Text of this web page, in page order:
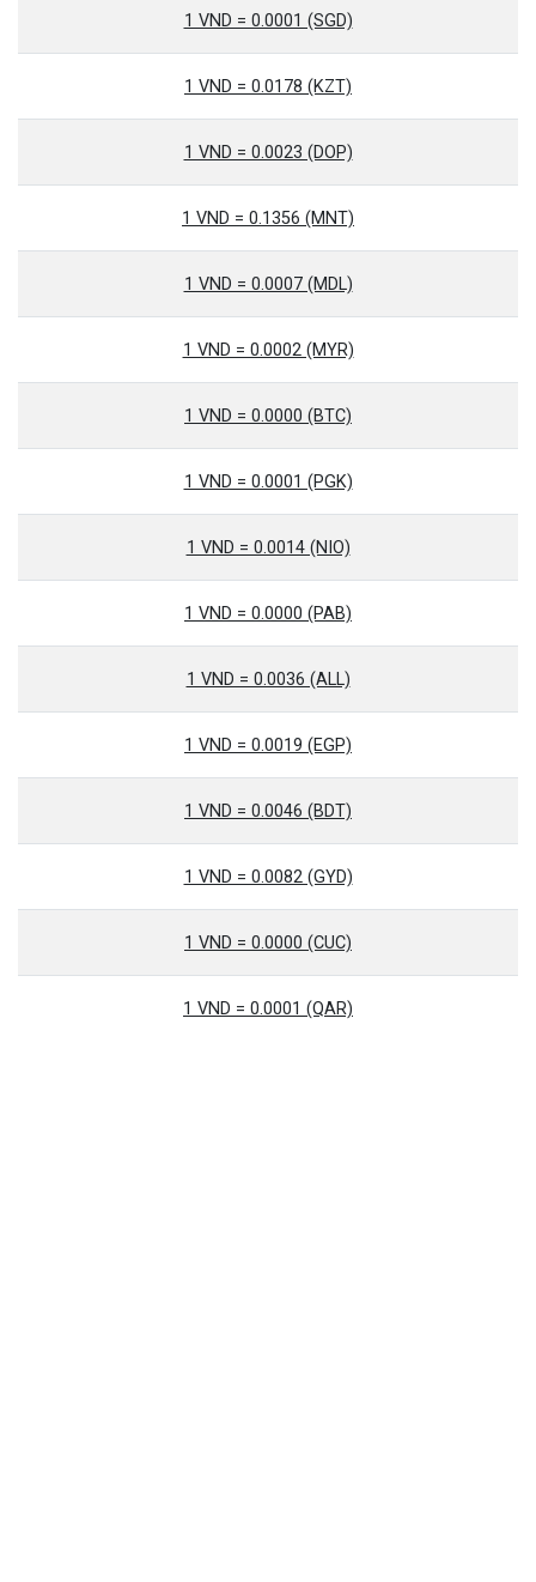
1 VND = 0.0001 (SGD)
1 VND = 0.0178 (KZT)
1 VND = 0.0023 (DOP)
1 VND = 0.1356 (MNT)
1 VND = 0.0007 (MDL)
1 VND = 0.0002 (MYR)
1 VND = 0.0000 (BTC)
1 VND = 0.0001 (PGK)
1 VND = 0.0014 (NIO)
1 VND = 0.0000 (PAB)
1 VND = 0.0036 (ALL)
1 VND = 0.0019 (EGP)
1 VND = 0.0046 (BDT)
1 VND = 0.0082 (GYD)
1 VND = 0.0000 (CUC)
1 VND = 0.0001 (QAR)